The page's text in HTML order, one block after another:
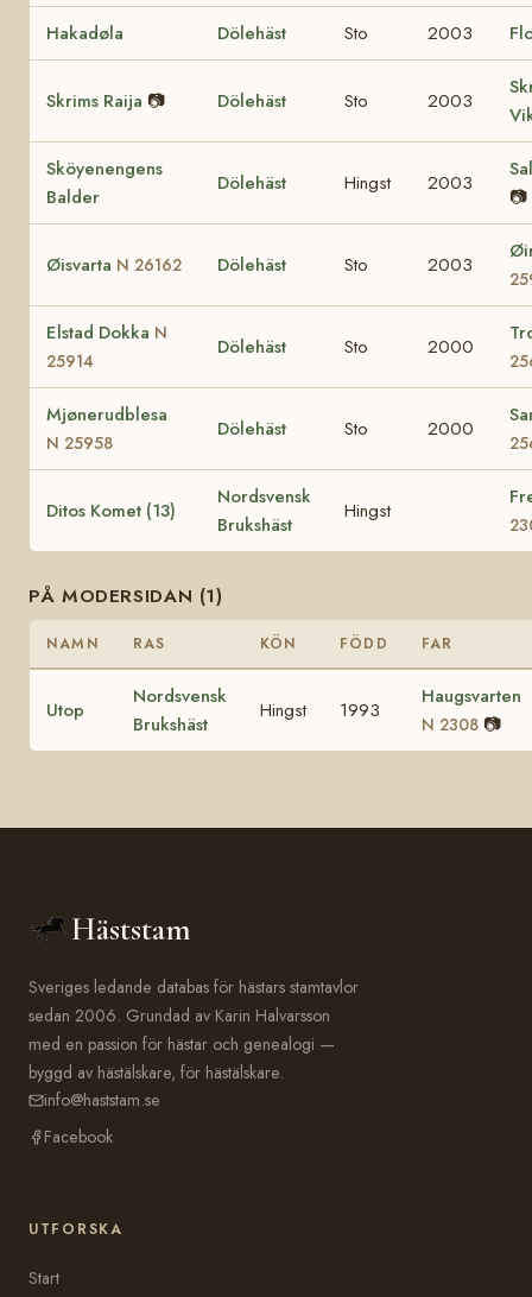
Hakadøla Dölehäst Sto 2003
Skrims Raija 📷 Dölehäst Sto 2003
Sköyenengens
Balder
Dölehäst Hingst 2003
📷
Øisvarta N 26162 Dölehäst Sto 2003
Elstad Dokka N
25914
Dölehäst Sto 2000
Mjønerudblesa
N 25958
Dölehäst Sto 2000
Ditos Komet (13)
Nordsvensk
Brukshäst
Hingst
PÅ MODERSIDAN (1)
NAMN RAS KÖN FÖDD FAR
Utop
Nordsvensk
Brukshäst
Hingst 1993
Haugsvarten
N 2308 📷
Häststam
Sveriges ledande databas för hästars stamtavlor
sedan 2006. Grundad av Karin Halvarsson
med en passion för hästar och genealogi —
byggd av hästälskare, för hästälskare.
info@haststam.se
Facebook
UTFORSKA
Start